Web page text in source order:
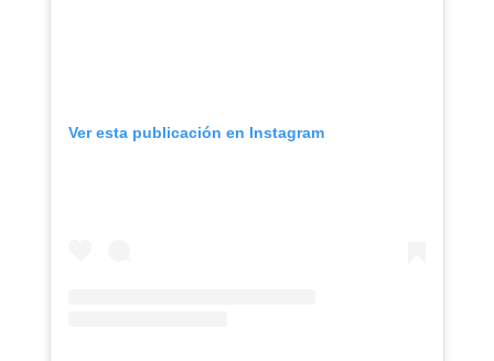
Ver esta publicación en Instagram